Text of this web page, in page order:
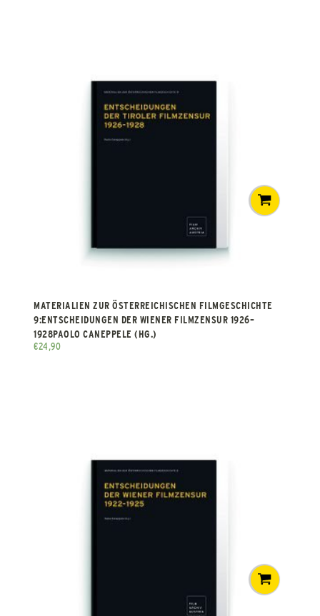
MATERIALIEN ZUR ÖSTERREICHISCHEN FILMGESCHICHTE
9:ENTSCHEIDUNGEN DER WIENER FILMZENSUR 1926–
1928PAOLO CANEPPELE (HG.)
€24,90